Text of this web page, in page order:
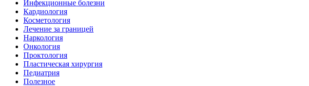
Инфекционные болезни
Кардиология
Косметология
Лечение за границей
Наркология
Онкология
Проктология
Пластическая хирургия
Педиатрия
Полезное